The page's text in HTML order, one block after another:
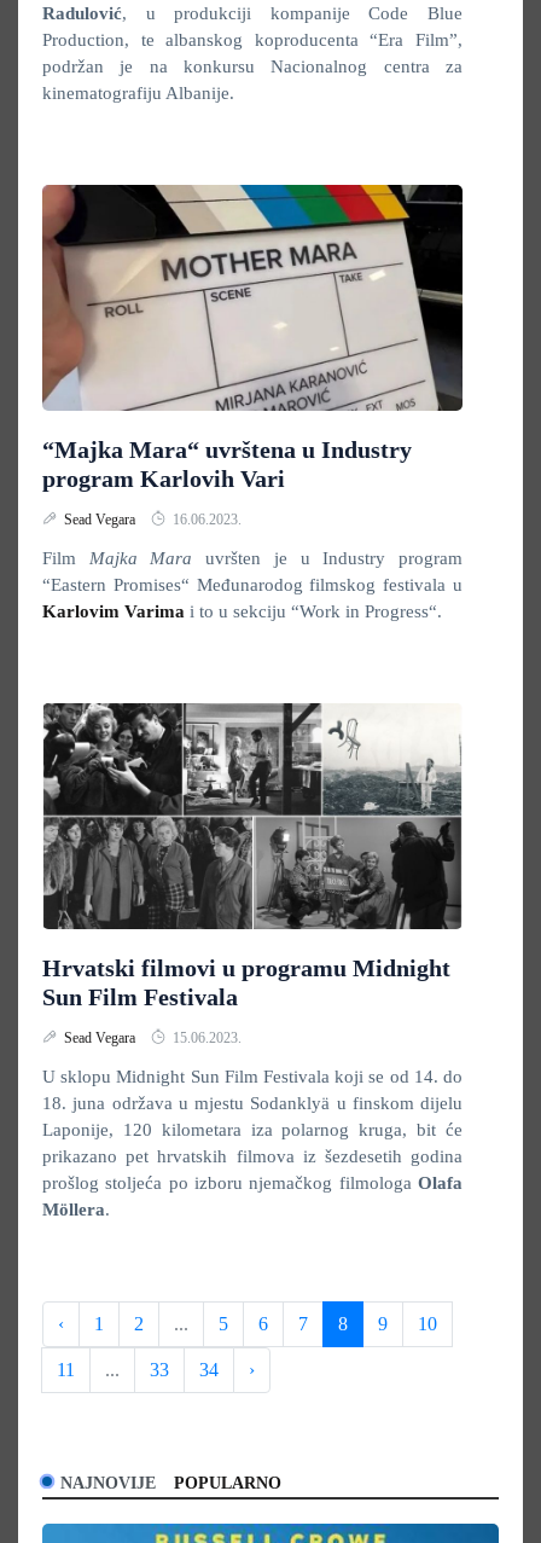
Radulović, u produkciji kompanije Code Blue
Production, te albanskog koproducenta “Era Film”,
podržan je na konkursu Nacionalnog centra za
kinematografiju Albanije.
“Majka Mara“ uvrštena u Industry
program Karlovih Vari
Sead Vegara 16.06.2023.
Film Majka Mara uvršten je u Industry program
“Eastern Promises“ Međunarodog filmskog festivala u
Karlovim Varima i to u sekciju “Work in Progress“.
Hrvatski filmovi u programu Midnight
Sun Film Festivala
Sead Vegara 15.06.2023.
U sklopu Midnight Sun Film Festivala koji se od 14. do
18. juna održava u mjestu Sodanklyä u finskom dijelu
Laponije, 120 kilometara iza polarnog kruga, bit će
prikazano pet hrvatskih filmova iz šezdesetih godina
prošlog stoljeća po izboru njemačkog filmologa Olafa
Möllera.
‹ 1 2 ... 5 6 7 8 9 10
11 ... 33 34 ›
NAJNOVIJE POPULARNO